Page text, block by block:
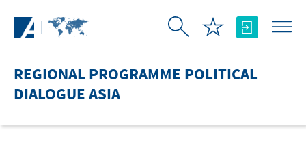
REGIONAL PROGRAMME POLITICAL
DIALOGUE ASIA